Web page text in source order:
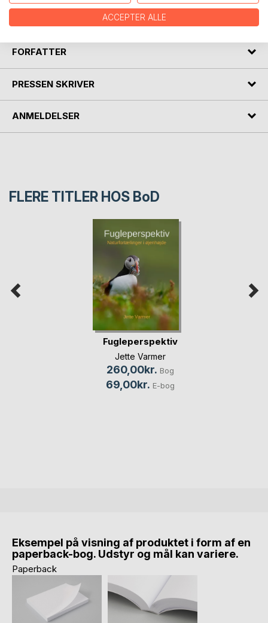
Bogen er andet bind i serien 'Nordiske Naturfortællinger'.
FORFATTER
PRESSEN SKRIVER
ANMELDELSER
FLERE TITLER HOS BoD
Fugleperspektiv
Jette Varmer
260,00kr. Bog
69,00kr. E-bog
Eksempel på visning af produktet i form af en
paperback-bog. Udstyr og mål kan variere.
Paperback
ACCEPTER ALLE